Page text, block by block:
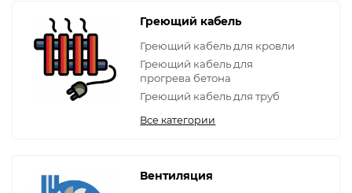
Греющий кабель
Греющий кабель для кровли
Греющий кабель для
прогрева бетона
Греющий кабель для труб
Все категории
Вентиляция